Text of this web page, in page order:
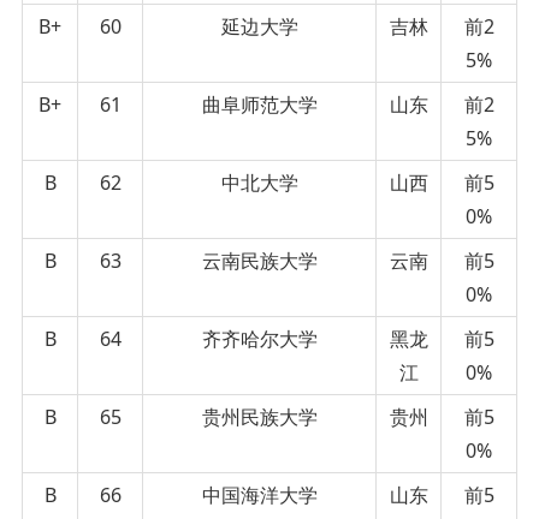
B+
60 延边大学 吉林
前2
5%
B+
61 曲阜师范大学 山东
前2
5%
B
62 中北大学 山西
前5
0%
B
63 云南民族大学 云南
前5
0%
B
64 齐齐哈尔大学
黑龙
江
前5
0%
B
65 贵州民族大学 贵州
前5
0%
B
66 中国海洋大学 山东
前5